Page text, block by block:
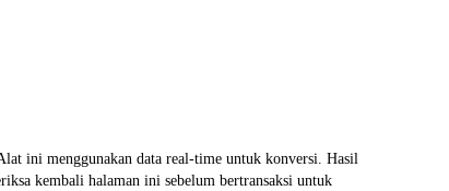
ini menggunakan data real-time untuk konversi. Hasil
kembali halaman ini sebelum bertransaksi untuk